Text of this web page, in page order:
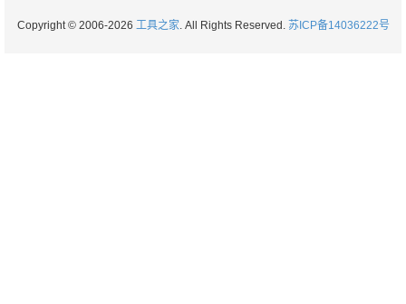
Copyright © 2006-2026 工具之家. All Rights Reserved. 苏ICP备14036222号